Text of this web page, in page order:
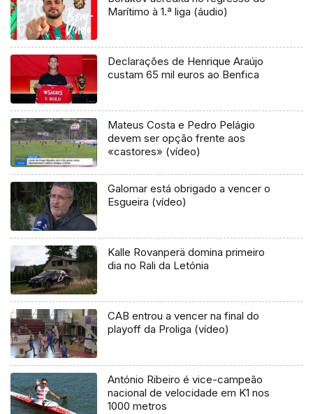
Marítimo à 1.ª liga (áudio)
Declarações de Henrique Araújo
custam 65 mil euros ao Benfica
Mateus Costa e Pedro Pelágio
devem ser opção frente aos
«castores» (vídeo)
Galomar está obrigado a vencer o
Esgueira (vídeo)
Kalle Rovanperä domina primeiro
dia no Rali da Letónia
CAB entrou a vencer na final do
playoff da Proliga (vídeo)
António Ribeiro é vice-campeão
nacional de velocidade em K1 nos
1000 metros